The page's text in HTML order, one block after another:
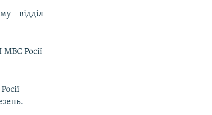
– відділ
МВС Росії